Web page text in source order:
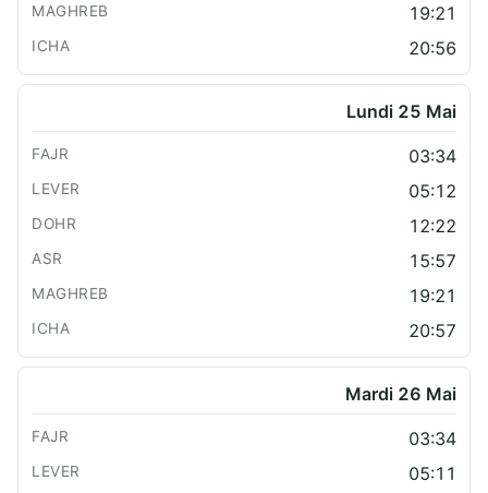
19:21
20:56
Lundi 25 Mai
03:34
05:12
12:22
15:57
19:21
20:57
Mardi 26 Mai
03:34
05:11